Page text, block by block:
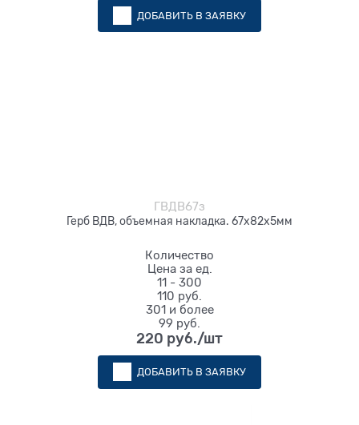
ДОБАВИТЬ В ЗАЯВКУ
ГВДВ67з
Герб ВДВ, объемная накладка. 67х82х5мм
Количество
Цена за ед.
11 - 300
110 руб.
301 и более
99 руб.
220 руб./шт
ДОБАВИТЬ В ЗАЯВКУ